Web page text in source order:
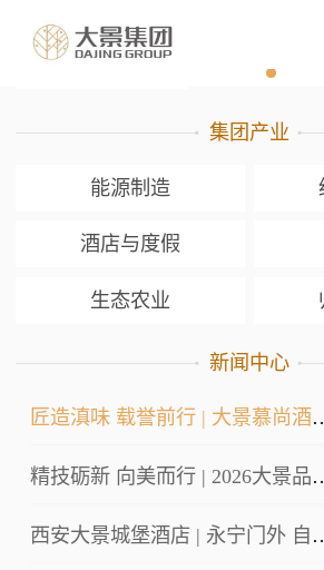
集团产业
能源制造
酒店与度假
生态农业
新闻中心
匠造滇味 载誉前行 |
精技砺新 向美而行 |
西安大景城堡酒